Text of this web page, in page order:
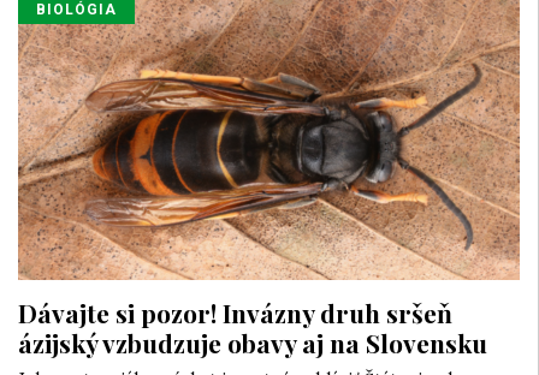
BIOLÓGIA
Dávajte si pozor! Invázny druh sršeň
ázijský vzbudzuje obavy aj na Slovensku